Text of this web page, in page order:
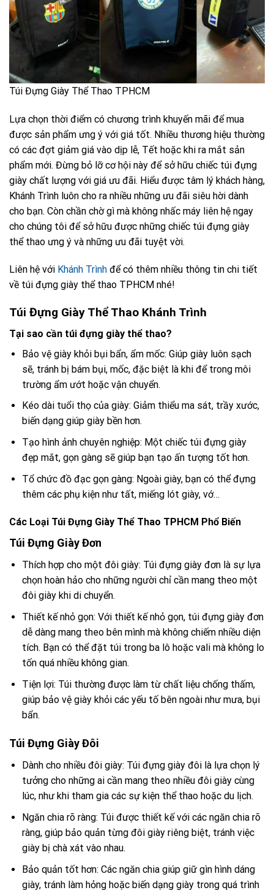
Túi Đựng Giày Thể Thao TPHCM
Lựa chọn thời điểm có chương trình khuyến mãi để mua
được sản phẩm ưng ý với giá tốt. Nhiều thương hiệu thường
có các đợt giảm giá vào dịp lễ, Tết hoặc khi ra mắt sản
phẩm mới. Đừng bỏ lỡ cơ hội này để sở hữu chiếc túi đựng
giày chất lượng với giá ưu đãi. Hiểu được tâm lý khách hàng,
Khánh Trình luôn cho ra nhiều những ưu đãi siêu hời dành
cho bạn. Còn chần chờ gì mà không nhấc máy liên hệ ngay
cho chúng tôi để sở hữu được những chiếc túi đựng giày
thể thao ưng ý và những ưu đãi tuyệt vời.
Liên hệ với Khánh Trình để có thêm nhiều thông tin chi tiết
về túi đựng giày thể thao TPHCM nhé!
Túi Đựng Giày Thể Thao Khánh Trình
Tại sao cần túi đựng giày thể thao?
Bảo vệ giày khỏi bụi bẩn, ẩm mốc: Giúp giày luôn sạch
sẽ, tránh bị bám bụi, mốc, đặc biệt là khi để trong môi
trường ẩm ướt hoặc vận chuyển.
Kéo dài tuổi thọ của giày: Giảm thiểu ma sát, trầy xước,
biến dạng giúp giày bền hơn.
Tạo hình ảnh chuyên nghiệp: Một chiếc túi đựng giày
đẹp mắt, gọn gàng sẽ giúp bạn tạo ấn tượng tốt hơn.
Tổ chức đồ đạc gọn gàng: Ngoài giày, bạn có thể đựng
thêm các phụ kiện như tất, miếng lót giày, vớ…
Các Loại Túi Đựng Giày Thể Thao TPHCM Phổ Biến
Túi Đựng Giày Đơn
Thích hợp cho một đôi giày: Túi đựng giày đơn là sự lựa
chọn hoàn hảo cho những người chỉ cần mang theo một
đôi giày khi di chuyển.
Thiết kế nhỏ gọn: Với thiết kế nhỏ gọn, túi đựng giày đơn
dễ dàng mang theo bên mình mà không chiếm nhiều diện
tích. Bạn có thể đặt túi trong ba lô hoặc vali mà không lo
tốn quá nhiều không gian.
Tiện lợi: Túi thường được làm từ chất liệu chống thấm,
giúp bảo vệ giày khỏi các yếu tố bên ngoài như mưa, bụi
bẩn.
Túi Đựng Giày Đôi
Dành cho nhiều đôi giày: Túi đựng giày đôi là lựa chọn lý
tưởng cho những ai cần mang theo nhiều đôi giày cùng
lúc, như khi tham gia các sự kiện thể thao hoặc du lịch.
Ngăn chia rõ ràng: Túi được thiết kế với các ngăn chia rõ
ràng, giúp bảo quản từng đôi giày riêng biệt, tránh việc
giày bị chà xát vào nhau.
Bảo quản tốt hơn: Các ngăn chia giúp giữ gìn hình dáng
giày, tránh làm hỏng hoặc biến dạng giày trong quá trình